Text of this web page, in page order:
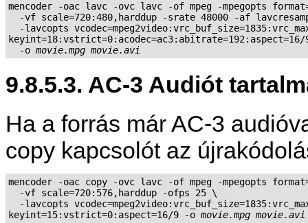
mencoder -oac lavc -ovc lavc -of mpeg -mpegopts
-vf scale=720:480,harddup -srate 48000 -af
-lavcopts
  -o
movie.mpg movie.avi
9.8.5.3. AC-3 Audiót
Ha a forrás már AC-3
copy kapcsolót az
mencoder -oac copy -ovc lavc -of mpeg -mpegopts
  -vf scale=720:576,harddup -ofps 25 \
-lavcopts
keyint=15:vstrict=0:aspect=16/9 -o movie.mpg movie.avi